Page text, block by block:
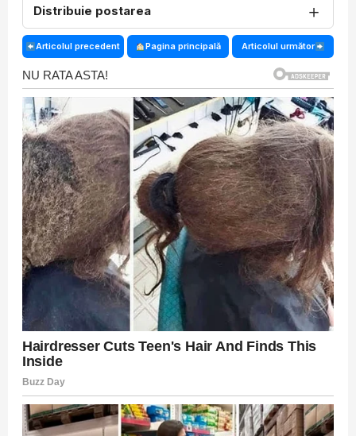
Distribuie postarea ＋
Articolul precedent Pagina principală Articolul următor